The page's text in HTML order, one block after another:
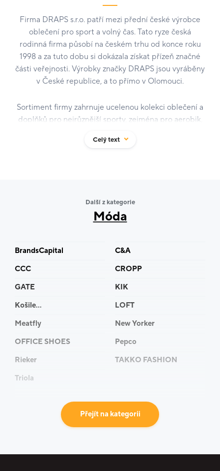
Firma DRAPS s.r.o. patří mezi přední české výrobce
oblečení pro sport a volný čas. Tato ryze česká
rodinná firma působí na českém trhu od konce roku
1998 a za tuto dobu si dokázala získat přízeň značné
části veřejnosti. Výrobky značky DRAPS jsou vyráběny
v České republice, a to přímo v Olomouci.
Sortiment firmy zahrnuje ucelenou kolekci oblečení a
doplňků pro nejrůznější sporty, zejména pro aerobik,
squash, lyžování a další. Vedle sportovní kolekce je
oblečení.
zákazníků.
Více informací najdete na www.draps.cz
Celý text
Další z kategorie
Móda
BrandsCapital
C&A
CCC
CROPP
GATE
KIK
Košile...
LOFT
Meatfly
New Yorker
OFFICE SHOES
Pepco
Rieker
TAKKO FASHION
Triola
Přejít na kategorii